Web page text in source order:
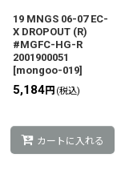
19 MNGS 06-07 EC-
X DROPOUT (R)
#MGFC-HG-R
2001900051
[mongoo-019]
5,184円 (税込)
カートに入れる